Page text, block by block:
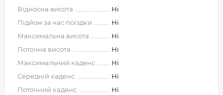
Відносна висота
Ні
Підйом за час поїздки
Ні
Максимальна висота
Ні
Поточна висота
Ні
Максимальний каденс
Ні
Середній каденс
Ні
Поточний каденс
Ні